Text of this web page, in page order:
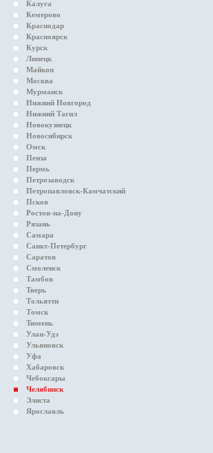
Калуга
Кемерово
Краснодар
Красноярск
Курск
Липецк
Майкоп
Москва
Мурманск
Нижний Новгород
Нижний Тагил
Новокузнецк
Новосибирск
Омск
Пенза
Пермь
Петрозаводск
Петропавловск-Камчатский
Псков
Ростов-на-Дону
Рязань
Самара
Санкт-Петербург
Саратов
Смоленск
Тамбов
Тверь
Тольятти
Томск
Тюмень
Улан-Удэ
Ульяновск
Уфа
Хабаровск
Чебоксары
Челябинск
Элиста
Ярославль